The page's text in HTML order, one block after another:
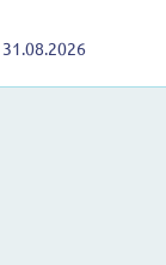
31.08.2026